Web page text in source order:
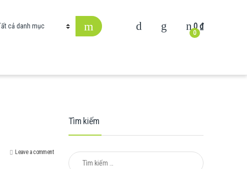
0
0₫
Leave a comment
Tìm kiếm
Tìm kiếm cho: